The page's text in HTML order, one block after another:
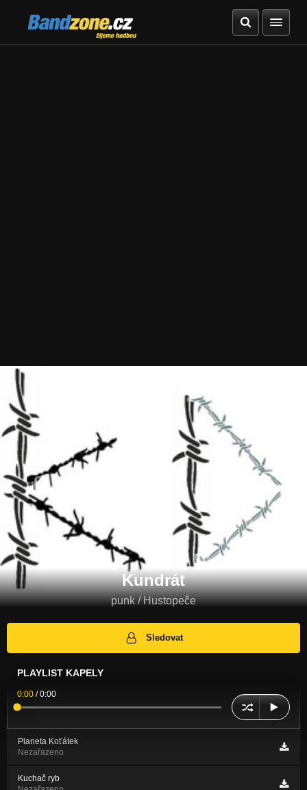
Bandzone.cz
žijeme hudbou
Kundrát
punk / Hustopeče
Sledovat
PLAYLIST KAPELY
0:00 /0:00
Planeta Koťátek
Nezařazeno
Kuchač ryb